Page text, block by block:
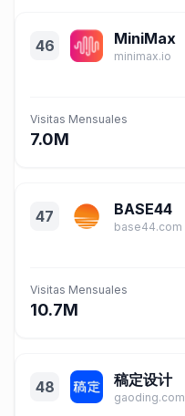
46 MiniMax
minimax.io
Visitas Mensuales
7.0M
47 BASE44
base44.com
Visitas Mensuales
10.7M
48 稿定设计
gaoding.com